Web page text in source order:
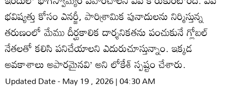
భవిష్యత్తు కోసం ఎనర్జీ, పారిశ్రామిక పునాదులను నిర్మిస్తున్న
తరుణంలో మేము దీర్ఘకాలిక దార్శనికతను పంచుకునే గ్లోబల్‌
నేతలతో కలిసి పనిచేయాలని ఎదురుచూస్తున్నాం. ఇక్కడ
అవకాశాలు అపారమైనవి’ అని లోకేశ్‌ స్పష్టం చేశారు.
Updated Date - May 19 , 2026 | 04:30 AM